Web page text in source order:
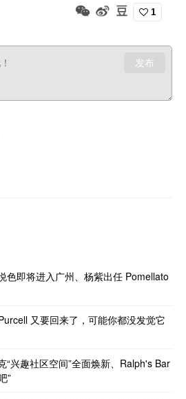
1
发布
色即将进入广州、杨紫出任 Pomellato
又要回来了，可能你都没发觉它
“兴趣社区空间”全面焕新、Ralph's Bar
”